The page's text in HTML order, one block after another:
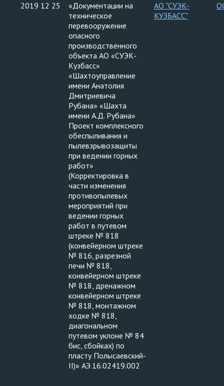
2019 12 25
«Документации на
техническое
перевооружение
опасного
производственного
объекта АО «СУЭК-
Кузбасс»
«Шахтоуправление
имени Анатолия
Дмитриевича
Рубана» «Шахта
имени А.Д. Рубана»
Проект комплексного
обеспыливания и
пылевзрывозащиты
при ведении горных
работ»
(Корректировка в
части изменения
противопылевых
мероприятий при
ведении горных
работ в путевом
штреке № 818
(конвейерном штреке
№ 816, разрезной
печи № 818,
конвейерном штреке
№ 818, дренажном
конвейерном штреке
№ 818, монтажном
ходке № 818,
диагональном
путевом уклоне № 84
бис, сбойках) по
пласту Полысаевский-
II)» АЭ.16.02419.002
АО "СУЭК-
КУЗБАСС"